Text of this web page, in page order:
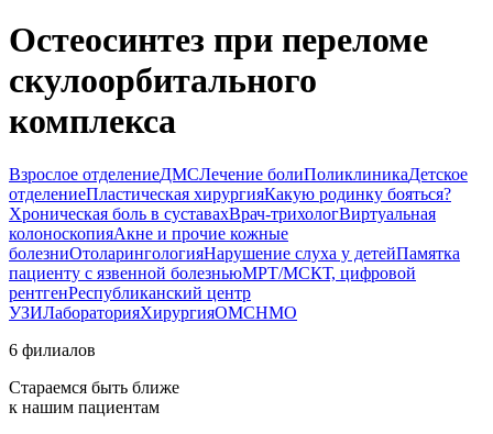
Остеосинтез при переломе
скулоорбитального
комплекса
Взрослое отделениеДМСЛечение болиПоликлиникаДетское
отделениеПластическая хирургияКакую родинку бояться?
Хроническая боль в суставахВрач-трихологВиртуальная
колоноскопияАкне и прочие кожные
болезниОтоларингологияНарушение слуха у детейПамятка
пациенту с язвенной болезньюМРТ/МСКТ, цифровой
рентгенРеспубликанский центр
УЗИЛабораторияХирургияОМСНМО
6 филиалов
Стараемся быть ближе
к нашим пациентам